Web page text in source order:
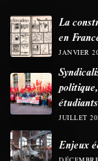
La
en
JANVIER
JUILLET
Enjeux